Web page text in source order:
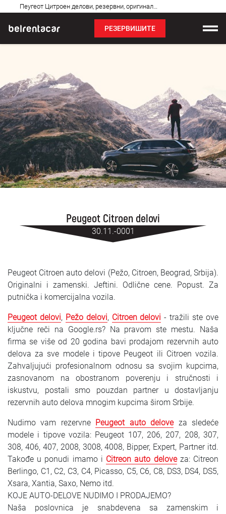
Пеугеот Цитроен делови, резервни, оригинални, заменски, јефтини
питања
РЕЗЕРВИШИТЕ
Цене
Услови најма
О нама
Најчешћа питања
Блог
ENGLISH
Peugeot Citroen delovi
30.11.-0001
Peugeot Citroen auto delovi (Pežo, Citroen, Beograd, Srbija).
Originalni i zamenski. Jeftini. Odlične cene. Popust. Za
putnička i komercijalna vozila.
Peugeot delovi, Pežo delovi, Citroen delovi - tražili ste ove
ključne reči na Google.rs? Na pravom ste mestu. Naša
firma se više od 20 godina bavi prodajom rezervnih auto
delova za sve modele i tipove Peugeot ili Citroen vozila.
Zahvaljujući profesionalnom odnosu sa svojim kupcima,
zasnovanom na obostranom poverenju i stručnosti i
iskustvu, postali smo pouzdan partner u dostavljanju
rezervnih auto delova mnogim kupcima širom Srbije.
Nudimo vam rezervne Peugeot auto deloveza sledeće
modele i tipove vozila: Peugeot 107, 206, 207, 208, 307,
308, 406, 407, 2008, 3008, 4008, Bipper, Expert, Partner itd.
Takođe u ponudi imamo i Citreon auto deloveza: Citreon
Berlingo, C1, C2, C3, C4, Picasso, C5, C6, C8, DS3, DS4, DS5,
Xsara, Xantia, Saxo, Nemo itd.
KOJE AUTO-DELOVE NUDIMO I PRODAJEMO?
Naša poslovnica je snabdevena sa zamenskim i